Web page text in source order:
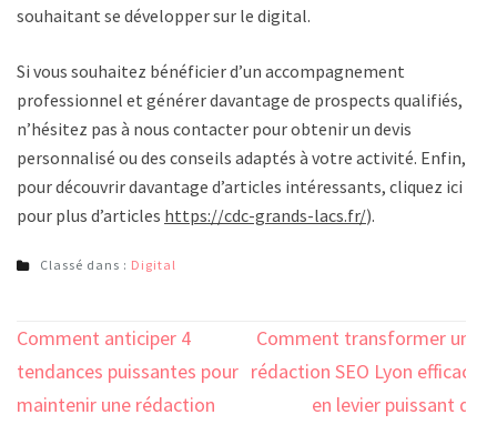
souhaitant se développer sur le digital.
Si vous souhaitez bénéficier d’un accompagnement
professionnel et générer davantage de prospects qualifiés,
n’hésitez pas à nous contacter pour obtenir un devis
personnalisé ou des conseils adaptés à votre activité. Enfin,
pour découvrir davantage d’articles intéressants, cliquez ici
pour plus d’articles https://cdc-grands-lacs.fr/).
Classé dans : Digital
Navigation
de
l’article
Comment anticiper 4
tendances puissantes pour
maintenir une rédaction
Comment transformer une
rédaction SEO Lyon efficace
en levier puissant de